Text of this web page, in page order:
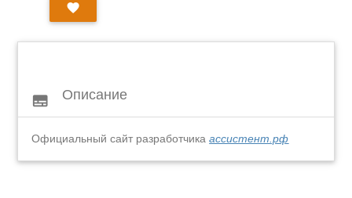
favorite
subtitles Описание
Официальный сайт разработчикаассистент.рф